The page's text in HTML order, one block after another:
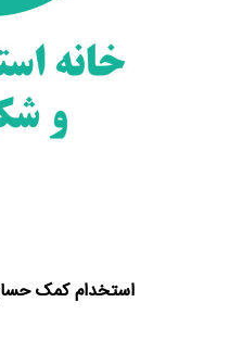
استخدام کمک‌